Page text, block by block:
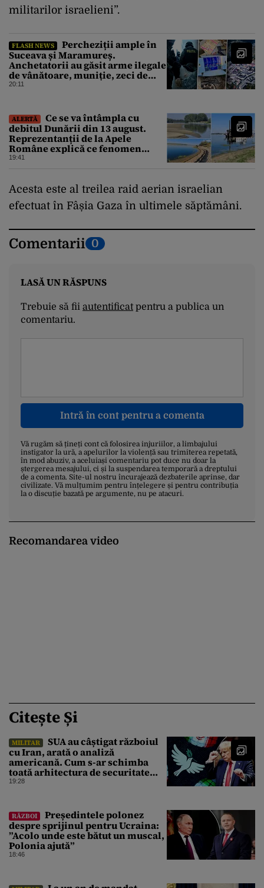
militarilor israelieni”.
FLASH NEWS
Percheziții ample în
Suceava și Maramureș.
Anchetatorii au găsit arme ilegale
de vânătoare, muniție, zeci de
trofee de vânat și materiale
20:11
ALERTĂ
Ce se va întâmpla cu
debitul Dunării din 13 august.
Reprezentanții de la Apele
Române explică ce fenomen
urmează
19:41
Acesta este al treilea raid aerian israelian
efectuat în Fâșia Gaza în ultimele săptămâni.
Comentarii 0
LASĂ UN RĂSPUNS
Trebuie să fii autentificatpentru a publica un
comentariu.
Intră în cont pentru a comenta
Vă rugăm să țineți cont că folosirea injuriilor, a limbajului
instigator la ură, a apelurilor la violență sau trimiterea repetată,
în mod abuziv, a aceluiași comentariu pot duce nu doar la
ștergerea mesajului, ci și la suspendarea temporară a dreptului
de a comenta. Site-ul nostru încurajează dezbaterile aprinse, dar
civilizate. Vă mulțumim pentru înțelegere și pentru contribuția
la o discuție bazată pe argumente, nu pe atacuri.
Recomandarea video
Citește Și
MILITAR
SUA au câștigat războiul
cu Iran, arată o analiză
americană. Cum s-ar schimba
toată arhitectura de securitate
din Orientul Mijlociu
19:28
RĂZBOI
Președintele polonez
despre sprijinul pentru Ucraina:
”Acolo unde este bătut un muscal,
Polonia ajută”
18:46